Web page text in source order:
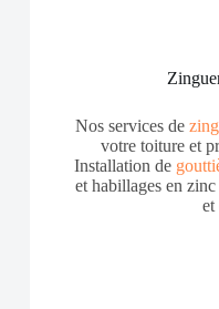
Nos services de
votre toiture et
Installation de
et habillages en
et